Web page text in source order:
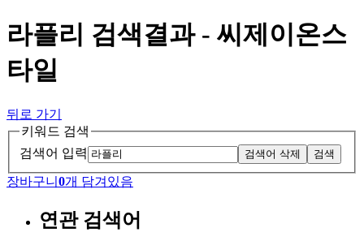
라플리 검색결과 - 씨제이온스
타일
뒤로 가기
키워드 검색
검색어 입력
검색어 삭제 검색
장바구니 0개 담겨있음
연관 검색어